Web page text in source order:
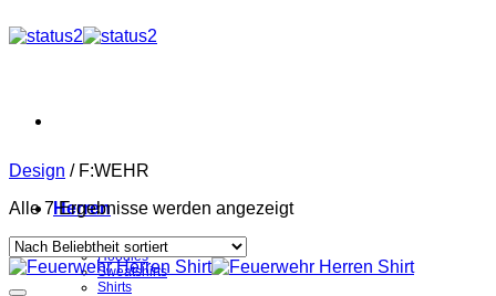
Inhalt
Herren
Hoodies
Sweatshirts
Shirts
Design /F:WEHR
Alle 7 Ergebnisse werden angezeigtNach